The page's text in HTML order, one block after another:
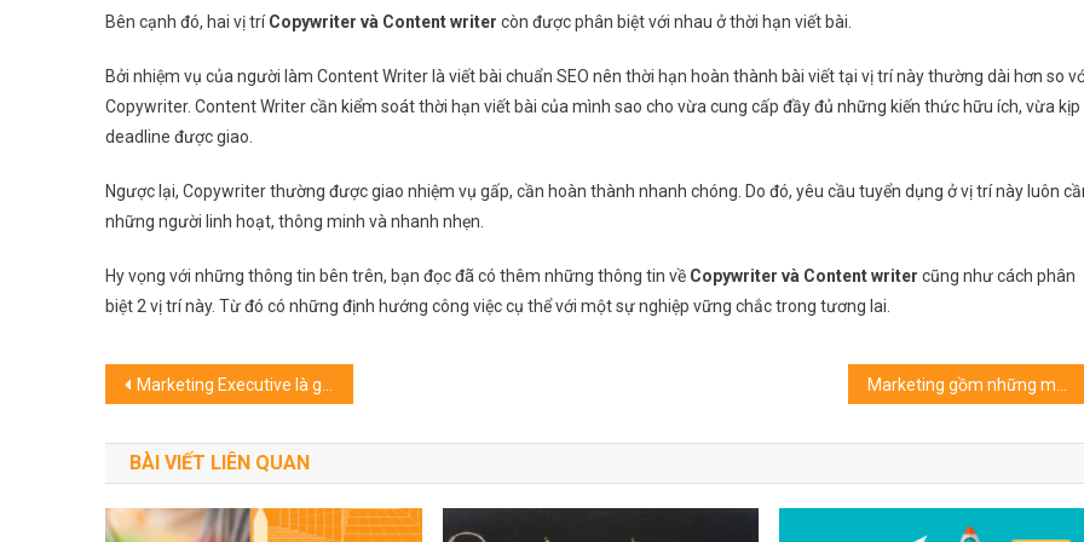
Bên cạnh đó, hai vị tríCopywriter và Content writer còn được phân biệt với nhau ở thời hạn viết bài.
Bởi nhiệm vụ của người làm Content Writer là viết bài chuẩn SEO nên thời hạn hoàn thành bài viết tại vị trí này thường dài hơn so
Copywriter. Content Writer cần kiểm soát thời hạn viết bài của mình sao cho vừa cung cấp đầy đủ những kiến thức hữu ích, vừa kịp
deadline được giao.
Ngược lại, Copywriter thường được giao nhiệm vụ gấp, cần hoàn thành nhanh chóng. Do đó, yêu cầu tuyển dụng ở vị trí này luôn
những người linh hoạt, thông minh và nhanh nhẹn.
Hy vọng với những thông tin bên trên, bạn đọc đã có thêm những thông tin về Copywriter và Content writer cũng như cách phân
biệt 2 vị trí này. Từ đó có những định hướng công việc cụ thể với một sự nghiệp vững chắc trong tương lai.
Điều
hướng
bài
viết
Marketing Executive là gì? CV Marketing Executive gồm những phần nào?
BÀI VIẾT LIÊN QUAN